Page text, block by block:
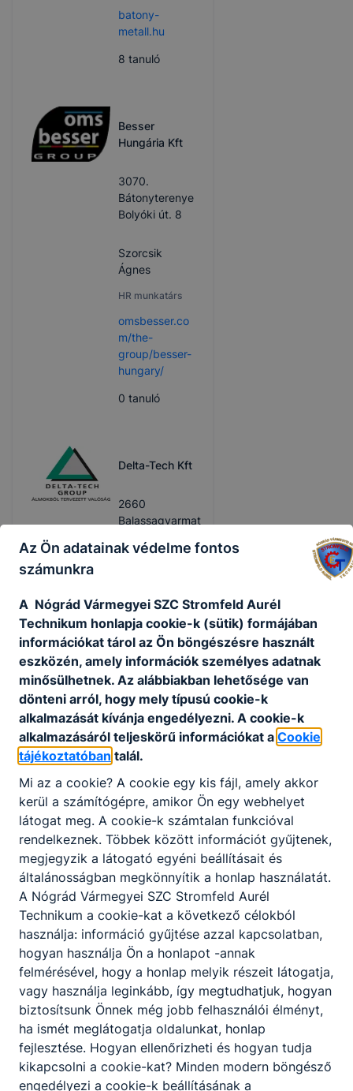
batony-
metall.hu
8 tanuló
Besser
Hungária Kft
3070.
Bátonyterenye
Bolyóki út. 8
Szorcsik
Ágnes
HR munkatárs
omsbesser.co
m/the-
group/besser-
hungary/
0 tanuló
Delta-Tech Kft
2660
Balassagyarmat
HR vezető
deltatech.hu
tanuló
Drucktech Kft
3104 Salgótarján Park
u. 11.
Cséfalvay Tamás
ügyvezető
drucktech.hu/
0tanuló
Gyémánt-
Pirazol Kft
3100
Salgótarján,
Fülemüle utca.
9.
Az Ön adatainak védelme fontos
számunkra
A Nógrád Vármegyei SZC Stromfeld Aurél
Technikum honlapja cookie-k (sütik) formájában
információkat tárol az Ön böngészésre használt
eszközén, amely információk személyes adatnak
minősülhetnek. Az alábbiakban lehetősége van
dönteni arról, hogy mely típusú cookie-k
alkalmazását kívánja engedélyezni. A cookie-k
alkalmazásáról teljeskörű információkat a Cookie
tájékoztatóban talál.
Mi az a cookie? A cookie egy kis fájl, amely akkor
kerül a számítógépre, amikor Ön egy webhelyet
látogat meg. A cookie-k számtalan funkcióval
rendelkeznek. Többek között információt gyűjtenek,
megjegyzik a látogató egyéni beállításait és
általánosságban megkönnyítik a honlap használatát.
A Nógrád Vármegyei SZC Stromfeld Aurél
Technikum a cookie-kat a következő célokból
használja: információ gyűjtése azzal kapcsolatban,
hogyan használja Ön a honlapot -annak
felmérésével, hogy a honlap melyik részeit látogatja,
vagy használja leginkább, így megtudhatjuk, hogyan
biztosítsunk Önnek még jobb felhasználói élményt,
ha ismét meglátogatja oldalunkat, honlap
fejlesztése. Hogyan ellenőrizheti és hogyan tudja
kikapcsolni a cookie-kat? Minden modern böngésző
engedélyezi a cookie-k beállításának a